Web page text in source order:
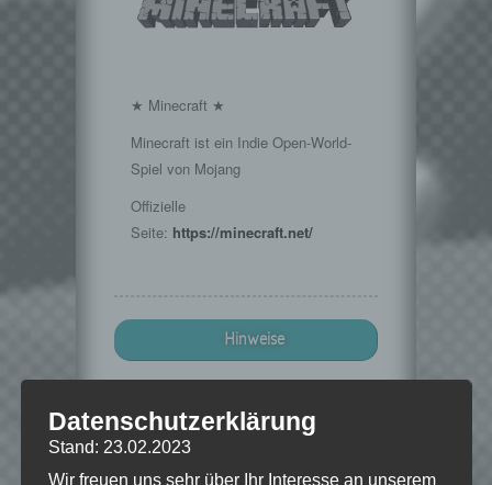
★ Minecraft ★
Minecraft ist ein Indie Open-World-
Spiel von Mojang
Offizielle
Seite: https://minecraft.net/
Hinweise
unterstütze bitte die Entwickler und
kaufe Dir das Spiel im Original!
Mojang:https://minecraft.net/
Datenschutzerklärung
Stand: 23.02.2023
Wir freuen uns sehr über Ihr Interesse an unserem